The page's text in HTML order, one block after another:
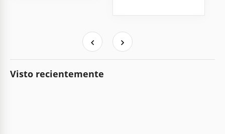
Visto recientemente